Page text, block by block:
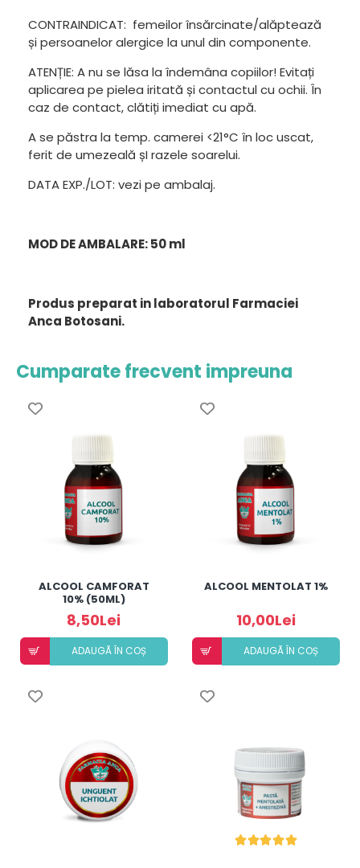
CONTRAINDICAT: femeilor însărcinate/alăptează
și persoanelor alergice la unul din componente.
ATENȚIE: A nu se lăsa la îndemâna copiilor! Evitați
aplicarea pe pielea iritată și contactul cu ochii. În
caz de contact, clătiți imediat cu apă.
A se păstra la temp. camerei <21°C în loc uscat,
ferit de umezeală șI razele soarelui.
DATA EXP./LOT: vezi pe ambalaj.
MOD DE AMBALARE: 50 ml
Produs preparat in laboratorul Farmaciei
Anca Botosani.
Cumparate frecvent impreuna
ALCOOL CAMFORAT
10% (50ML)
8,50Lei
ADAUGÃ ÎN COȘ
ALCOOL MENTOLAT 1%
10,00Lei
ADAUGÃ ÎN COȘ